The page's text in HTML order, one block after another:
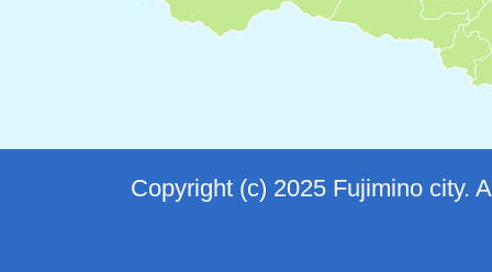
Copyright (c) 2025 Fujimino city.